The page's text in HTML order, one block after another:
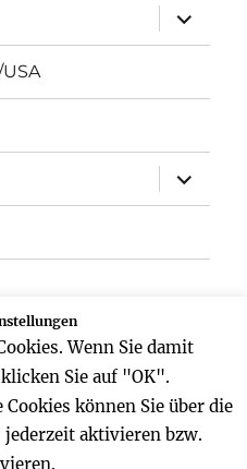
öffnen
öffnen
Wenn Sie damit
Sie auf "OK".
können Sie über die
aktivieren bzw.